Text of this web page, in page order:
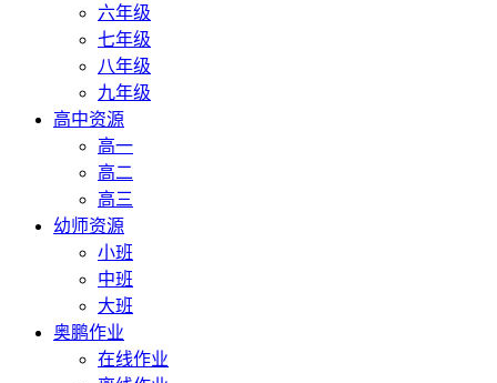
六年级
七年级
八年级
九年级
高中资源
高一
高二
高三
幼师资源
小班
中班
大班
奥鹏作业
在线作业